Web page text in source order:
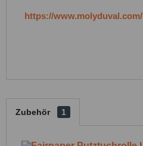
https://www.molyduval.com/
Zubehör 1